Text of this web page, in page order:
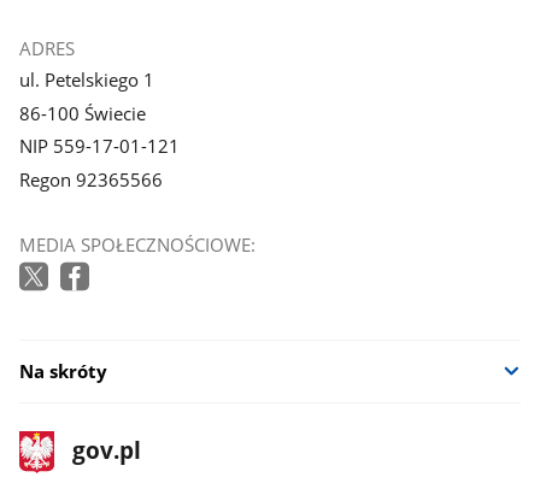
ADRES
ul. Petelskiego 1
86-100 Świecie
NIP 559-17-01-121
Regon 92365566
MEDIA SPOŁECZNOŚCIOWE:
Na skróty
stopka
gov.pl
Strona
gov.pl